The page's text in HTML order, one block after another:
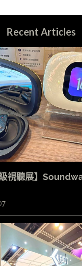
Recent Articles
級視聽展】